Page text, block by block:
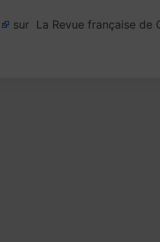
sur La Revue française de